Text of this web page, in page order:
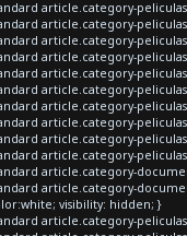
article.category-
article.category-
article.category-
article.category-
article.category-
article.category-
article.category-
article.category-
article.category-
article.category-
article.category-
article.category-
visibility: hidden; }
article.category-